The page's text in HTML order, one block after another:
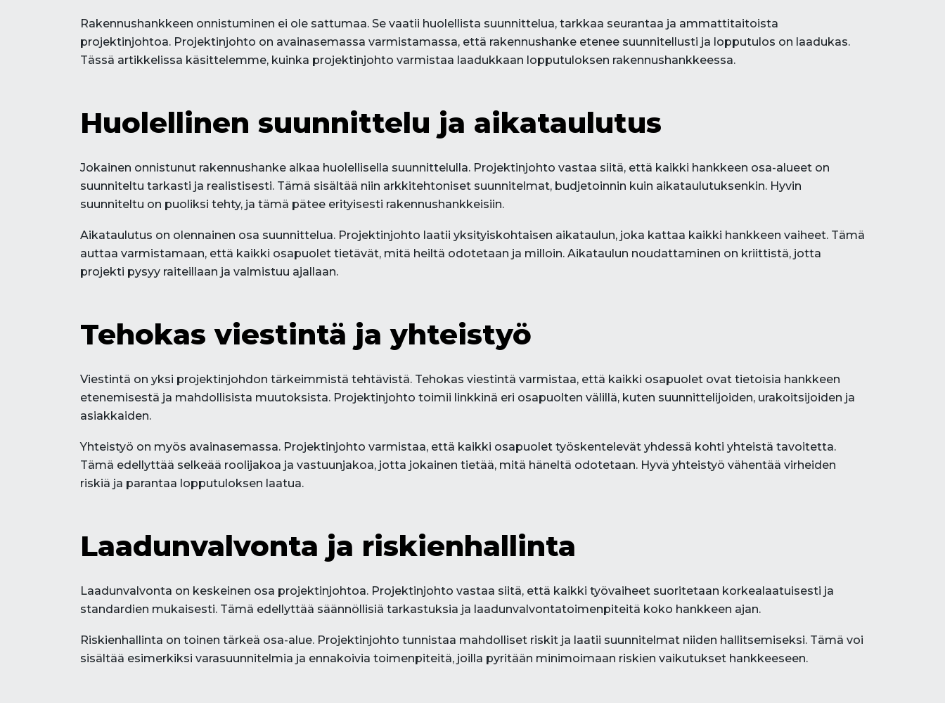
Rakennushankkeen onnistuminen ei ole sattumaa. Se vaatii huolellista suunnittelua, tarkkaa seurantaa ja ammattitaitoista
projektinjohtoa. Projektinjohto on avainasemassa varmistamassa, että rakennushanke etenee suunnitellusti ja lopputulos on laadukas.
Tässä artikkelissa käsittelemme, kuinka projektinjohto varmistaa laadukkaan lopputuloksen rakennushankkeessa.
Huolellinen suunnittelu ja aikataulutus
Jokainen onnistunut rakennushanke alkaa huolellisella suunnittelulla. Projektinjohto vastaa siitä, että kaikki hankkeen osa-alueet on
suunniteltu tarkasti ja realistisesti. Tämä sisältää niin arkkitehtoniset suunnitelmat, budjetoinnin kuin aikataulutuksenkin. Hyvin
suunniteltu on puoliksi tehty, ja tämä pätee erityisesti rakennushankkeisiin.
Aikataulutus on olennainen osa suunnittelua. Projektinjohto laatii yksityiskohtaisen aikataulun, joka kattaa kaikki hankkeen vaiheet. Tämä
auttaa varmistamaan, että kaikki osapuolet tietävät, mitä heiltä odotetaan ja milloin. Aikataulun noudattaminen on kriittistä, jotta
projekti pysyy raiteillaan ja valmistuu ajallaan.
Tehokas viestintä ja yhteistyö
Viestintä on yksi projektinjohdon tärkeimmistä tehtävistä. Tehokas viestintä varmistaa, että kaikki osapuolet ovat tietoisia hankkeen
etenemisestä ja mahdollisista muutoksista. Projektinjohto toimii linkkinä eri osapuolten välillä, kuten suunnittelijoiden, urakoitsijoiden ja
asiakkaiden.
Yhteistyö on myös avainasemassa. Projektinjohto varmistaa, että kaikki osapuolet työskentelevät yhdessä kohti yhteistä tavoitetta.
Tämä edellyttää selkeää roolijakoa ja vastuunjakoa, jotta jokainen tietää, mitä häneltä odotetaan. Hyvä yhteistyö vähentää virheiden
riskiä ja parantaa lopputuloksen laatua.
Laadunvalvonta ja riskienhallinta
Laadunvalvonta on keskeinen osa projektinjohtoa. Projektinjohto vastaa siitä, että kaikki työvaiheet suoritetaan korkealaatuisesti ja
standardien mukaisesti. Tämä edellyttää säännöllisiä tarkastuksia ja laadunvalvontatoimenpiteitä koko hankkeen ajan.
Riskienhallinta on toinen tärkeä osa-alue. Projektinjohto tunnistaa mahdolliset riskit ja laatii suunnitelmat niiden hallitsemiseksi. Tämä voi
sisältää esimerkiksi varasuunnitelmia ja ennakoivia toimenpiteitä, joilla pyritään minimoimaan riskien vaikutukset hankkeeseen.